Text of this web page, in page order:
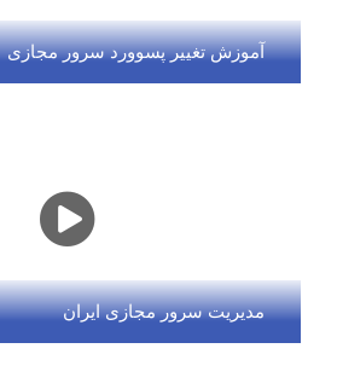
آموزش تغییر پسوورد سرور مجازی
مدیریت سرور مجازی ایران